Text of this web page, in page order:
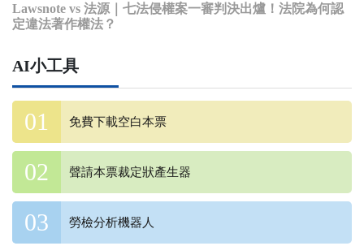
Lawsnote vs 法源｜七法侵權案一審判決出爐！法院為何認
定違法著作權法？
AI小工具
免費下載空白本票
聲請本票裁定狀產生器
勞檢分析機器人